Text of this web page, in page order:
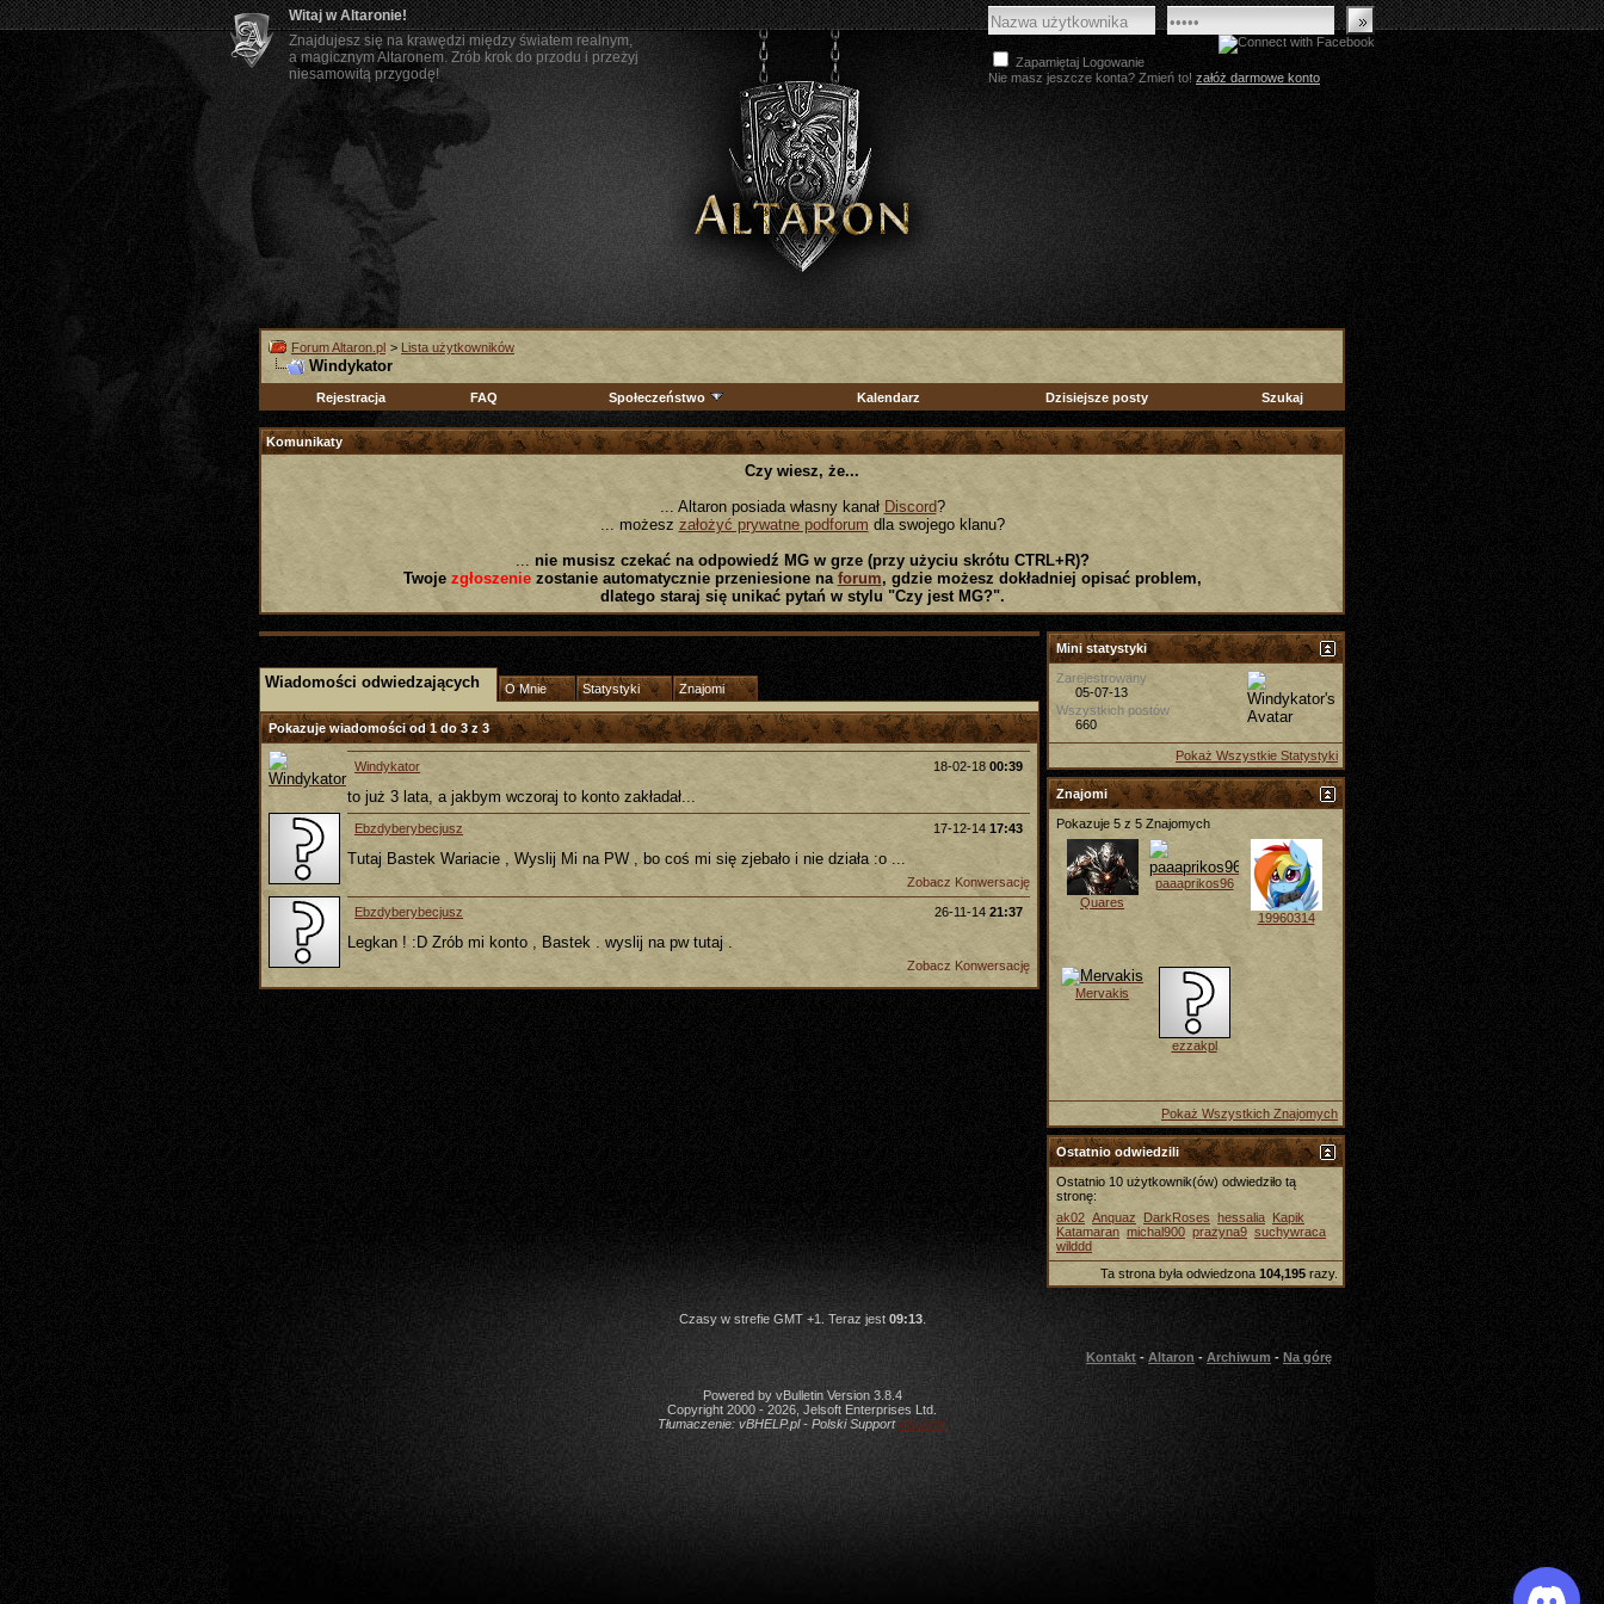
Witaj w Altaronie!
Znajdujesz się na krawędzi między światem realnym,
a magicznym Altaronem. Zrób krok do przodu i przeżyj
niesamowitą przygodę!
Zapamiętaj Logowanie
Nie masz jeszcze konta? Zmień to! załóż darmowe konto
Forum Altaron.pl > Lista użytkowników
Windykator
Rejestracja FAQ Społeczeństwo Kalendarz Dzisiejsze posty Szukaj
Komunikaty
Czy wiesz, że...
... Altaron posiada własny kanał Discord?
... możesz założyć prywatne podforum dla swojego klanu?
... nie musisz czekać na odpowiedź MG w grze (przy użyciu skrótu CTRL+R)?
Twoje zgłoszeniezostanie automatycznie przeniesione na forum, gdzie możesz dokładniej opisać problem,
dlatego staraj się unikać pytań w stylu "Czy jest MG?".
Wiadomości odwiedzających O Mnie Statystyki Znajomi
Pokazuje wiadomości od 1 do3z3
18-02-18 00:39
Windykator
to już 3 lata, a jakbym wczoraj to konto zakładał...
17-12-14 17:43
Ebzdyberybecjusz
Tutaj Bastek Wariacie , Wyslij Mi na PW , bo coś mi się zjebało i nie działa :o ...
Zobacz Konwersację
26-11-14 21:37
Ebzdyberybecjusz
Legkan ! :D Zrób mi konto , Bastek . wyslij na pw tutaj .
Zobacz Konwersację
Mini statystyki
Zarejestrowany
05-07-13
Wszystkich postów
660
Pokaż Wszystkie Statystyki
Znajomi
Pokazuje 5 z 5 Znajomych
Quares
paaaprikos96
19960314
Mervakis
ezzakpl
Pokaż Wszystkich Znajomych
Ostatnio odwiedzili
Ostatnio 10 użytkownik(ów) odwiedziło tą
stronę:
ak02 Anquaz DarkRoses hessalia Kapik
Katamaran michal900 prazyna9 suchywraca
wilddd
Ta strona była odwiedzona 104,195 razy.
Czasy w strefie GMT +1. Teraz jest09:13.
Kontakt - Altaron - Archiwum - Na górę
Powered by vBulletin Version 3.8.4
Copyright 2000 - 2026, Jelsoft Enterprises Ltd.
Tłumaczenie: vBHELP.pl - Polski Support vBulletin